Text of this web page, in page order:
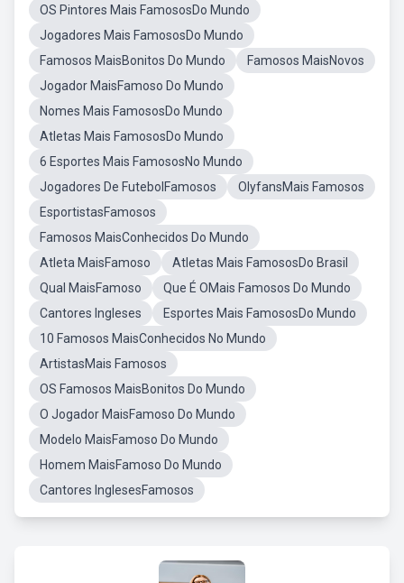
OS Pintores Mais FamososDo Mundo
Jogadores Mais FamososDo Mundo
Famosos MaisBonitos Do Mundo
Famosos MaisNovos
Jogador MaisFamoso Do Mundo
Nomes Mais FamososDo Mundo
Atletas Mais FamososDo Mundo
6 Esportes Mais FamososNo Mundo
Jogadores De FutebolFamosos
OlyfansMais Famosos
EsportistasFamosos
Famosos MaisConhecidos Do Mundo
Atleta MaisFamoso
Atletas Mais FamososDo Brasil
Qual MaisFamoso
Que É OMais Famosos Do Mundo
Cantores Ingleses
Esportes Mais FamososDo Mundo
10 Famosos MaisConhecidos No Mundo
ArtistasMais Famosos
OS Famosos MaisBonitos Do Mundo
O Jogador MaisFamoso Do Mundo
Modelo MaisFamoso Do Mundo
Homem MaisFamoso Do Mundo
Cantores InglesesFamosos